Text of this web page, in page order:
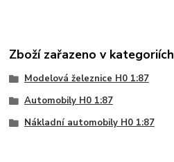
Zboží zařazeno v kategoriích
Modelová železnice H0 1:87
Automobily H0 1:87
Nákladní automobily H0 1:87